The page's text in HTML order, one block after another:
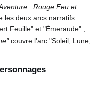
: Rouge Feu et
les deux arcs narratifs
Feuille" et "Émeraude" ;
couvre l'arc "Soleil, Lune,